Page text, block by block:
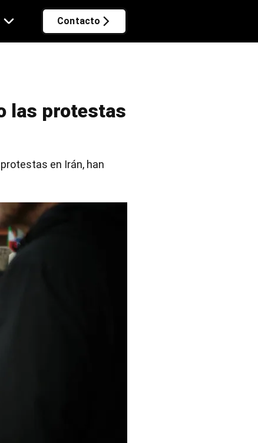
Contacto
las protestas
en Irán, han